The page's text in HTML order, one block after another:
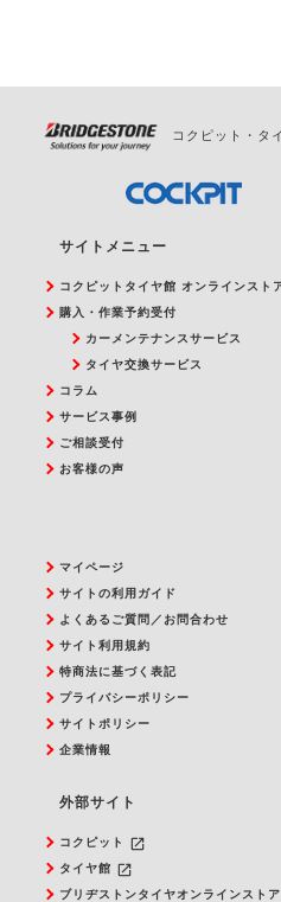
コクピット・タ
サイトメニュー
コクピットタイヤ館 オンラインスト
購入・作業予約受付
カーメンテナンスサービス
タイヤ交換サービス
コラム
サービス事例
ご相談受付
お客様の声
マイページ
サイトの利用ガイド
よくあるご質問／お問合わせ
サイト利用規約
特商法に基づく表記
プライバシーポリシー
サイトポリシー
企業情報
外部サイト
コクピット launch
タイヤ館 launch
ブリヂストンタイヤオンラインストア